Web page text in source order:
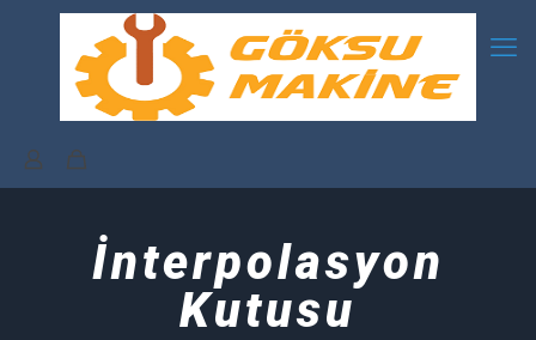
İnterpolasyon
Kutusu